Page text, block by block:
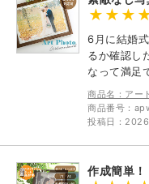
6月に結婚
るか確認し
なって満足
商品名：アー
商品番号：
投稿日：
作成簡単！